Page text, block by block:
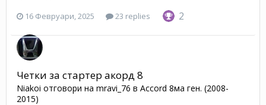
16 Февруари, 2025 23 replies 2
Четки за стартер акорд 8
Niakoi отговори на mravi_76 в Accord 8ма ген. (2008-
2015)